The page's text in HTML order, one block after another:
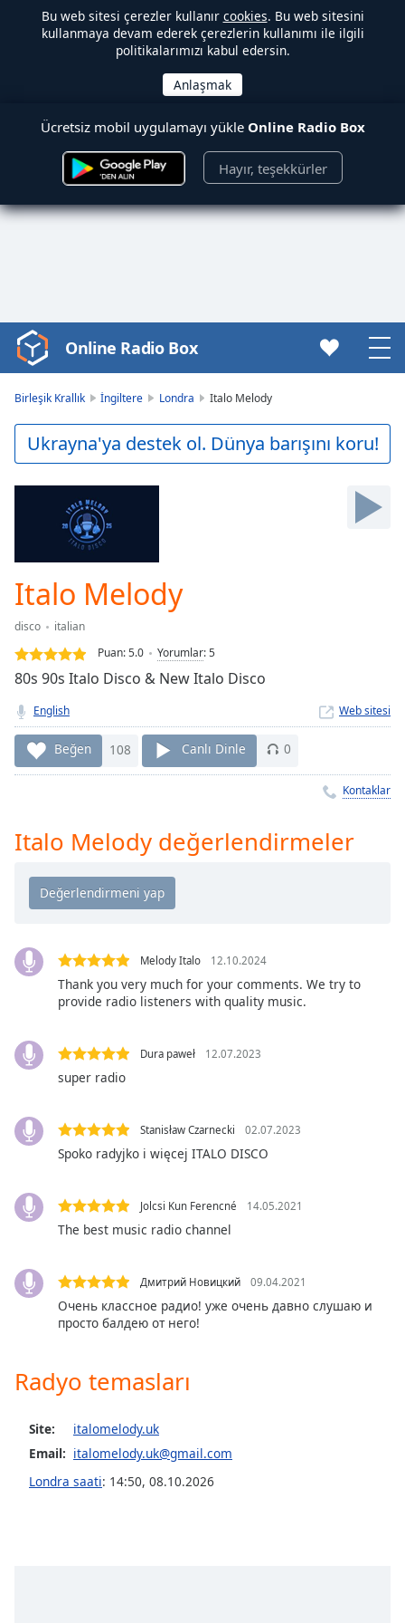
Bu web sitesi çerezler kullanır cookies. Bu web sitesini
kullanmaya devam ederek çerezlerin kullanımı ile ilgili
politikalarımızı kabul edersin.
Ücretsiz mobil uygulamayı yükle Online Radio Box
Hayır, teşekkürler
Video
Player
Play
Video
Mute
Current
Time0:00
Loaded:
0.00%
TypeLIVE
Seek to
live,
currently
Time-
Chapters
Chapters
descriptions
,
Subtitles
settings ,
opens
subtitles
dialog
subtitles
selected
Audio
Track
Picture-
in-
Picture
Online Radio Box
Birleşik Krallık İngiltere Londra Italo Melody
Ukrayna'ya destek ol. Dünya barışını koru!
Italo Melody
disco
italian
Puan:5.0 Yorumlar:5
80s 90s Italo Disco & New Italo Disco
English Web sitesi
Beğen 108 Canlı Dinle 0
Kontaklar
Italo Melody değerlendirmeler
Melody Italo 12.10.2024
Thank you very much for your comments. We try to
provide radio listeners with quality music.
Dura paweł 12.07.2023
super radio
Stanisław Czarnecki 02.07.2023
Spoko radyjko i więcej ITALO DISCO
Jolcsi Kun Ferencné 14.05.2021
The best music radio channel
Дмитрий Новицкий 09.04.2021
Очень классное радио! уже очень давно слушаю и
просто балдею от него!
Radyo temasları
Site:
italomelody.uk
Email: italomelody.uk@gmail.com
Londra saati: 14:50, 08.10.2026